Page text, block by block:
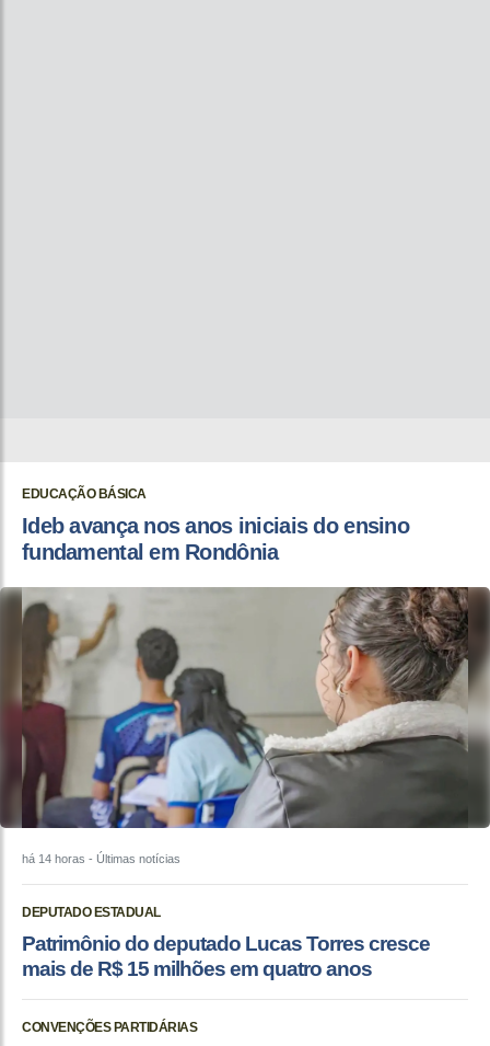
EDUCAÇÃO BÁSICA
Ideb avança nos anos iniciais do ensino
fundamental em Rondônia
há 14 horas - Últimas notícias
DEPUTADO ESTADUAL
Patrimônio do deputado Lucas Torres cresce
mais de R$ 15 milhões em quatro anos
CONVENÇÕES PARTIDÁRIAS